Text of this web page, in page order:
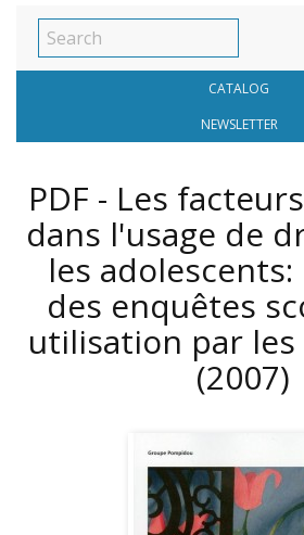
CATALOG
NEWSLETTER
PDF - Les
dans l'usage de
les
des enquêtes
utilisation par
(2007)